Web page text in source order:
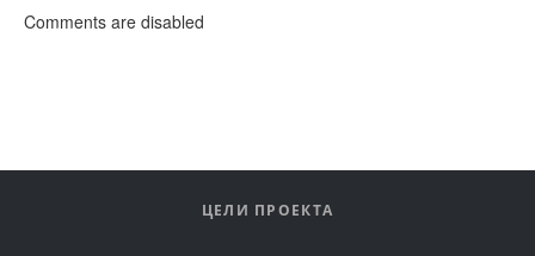
Comments are disabled
ЦЕЛИ ПРОЕКТА